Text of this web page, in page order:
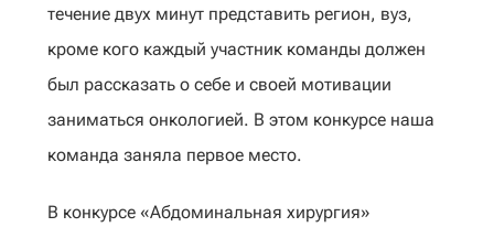
течение двух минут представить регион, вуз,
кроме кого каждый участник команды должен
был рассказать о себе и своей мотивации
заниматься онкологией. В этом конкурсе наша
команда заняла первое место.
В конкурсе «Абдоминальная хирургия»